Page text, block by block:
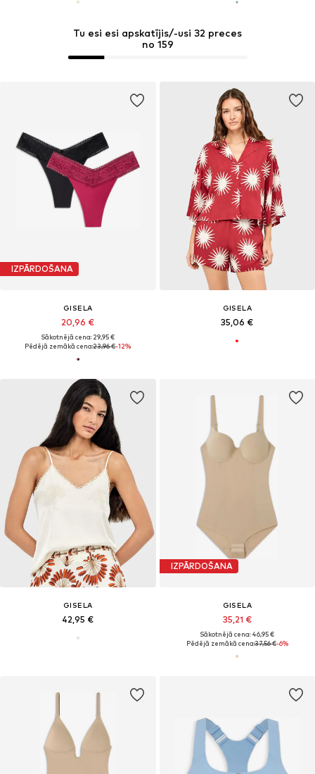
Tu esi esi apskatījis/-usi 32 preces
no 159
IZPĀRDOŠANA
GISELA
20,96 €
Sākotnējā cena: 29,95 €
Pēdējā zemākā cena:23,96 €-12%
GISELA
35,06 €
GISELA
42,95 €
IZPĀRDOŠANA
GISELA
35,21 €
Sākotnējā cena: 46,95 €
Pēdējā zemākā cena:37,56 €-6%